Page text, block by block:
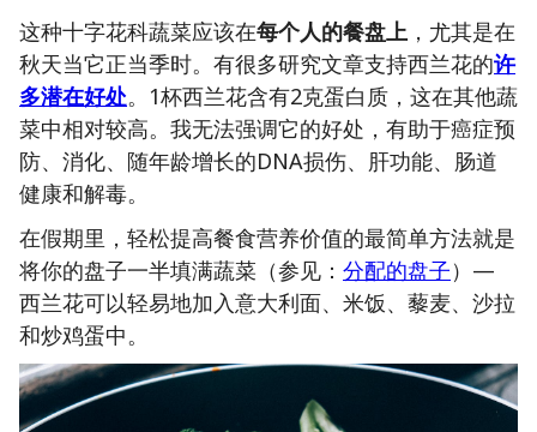
这种十字花科蔬菜应该在每个人的餐盘上 ，尤其是在
秋天当它正当季时。有很多研究文章支持西兰花的许
多潜在好处。1杯西兰花含有2克蛋白质，这在其他蔬
菜中相对较高。我无法强调它的好处，有助于癌症预
防、消化、随年龄增长的DNA损伤、肝功能、肠道
健康和解毒。
在假期里，轻松提高餐食营养价值的最简单方法就是
将你的盘子一半填满蔬菜（参见： 分配的盘子）—
西兰花可以轻易地加入意大利面、米饭、藜麦、沙拉
和炒鸡蛋中。